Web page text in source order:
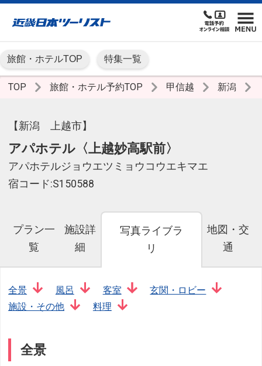
旅館・ホテルTOP 特集一覧
TOP 旅館・ホテル予約TOP 甲信越 新潟
【新潟 上越市】
アパホテル〈上越妙高駅前〉
アパホテルジョウエツミョウコウエキマエ
宿コード:S150588
プラン一
覧
施設詳
細
写真ライブラ
リ
地図・交
通
全景 風呂 客室
玄関・ロビー
施設・その他
料理
全景